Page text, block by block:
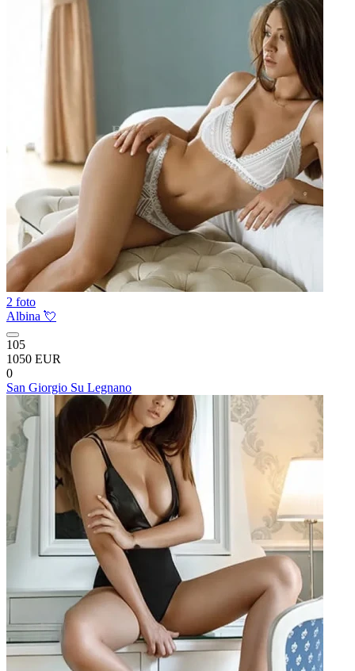
2 foto
Albina 💘
105
1050 EUR
0
San Giorgio Su Legnano